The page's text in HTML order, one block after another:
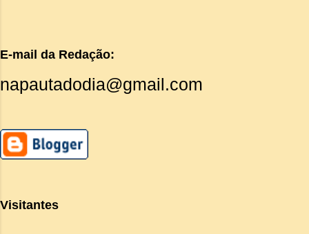
E-mail da Redação:
napautadodia@gmail.com
Visitantes